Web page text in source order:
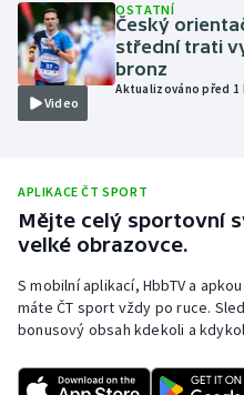
Parasport
Plavání
Ragby
Rychlobruslení
Rychlostní kanoistika
Video
OSTATNÍ
Český
střední trati
bronz
Aktualizováno před 1
APLIKACE ČT SPORT
Mějte celý sportovní
velké obrazovce.
S mobilní aplikací, HbbTV a
máte ČT sport vždy po ruce.
bonusový obsah kdekoli a